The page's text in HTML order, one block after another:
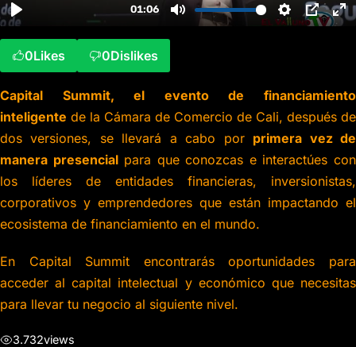
0Likes 0Dislikes
Capital Summit, el evento de financiamiento
inteligente de la Cámara de Comercio de Cali, después de
dos versiones, se llevará a cabo por primera vez de
manera presencialpara que conozcas e interactúes con
los líderes de entidades financieras, inversionistas,
corporativos y emprendedores que están impactando el
ecosistema de financiamiento en el mundo.
En Capital Summit encontrarás oportunidades para
acceder al capital intelectual y económico que necesitas
para llevar tu negocio al siguiente nivel.
3.732views